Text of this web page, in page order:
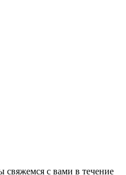
с вами в течение